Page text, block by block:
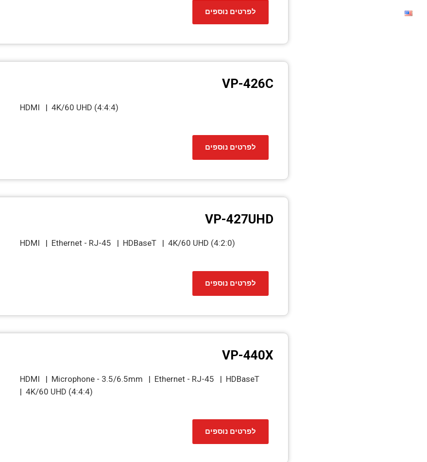
לפרטים נוספים
VP-426C
HDMI | 4K/60 UHD (4:4:4)
לפרטים נוספים
VP-427UHD
HDMI | Ethernet - RJ-45 | HDBaseT | 4K/60 UHD (4:2:0)
לפרטים נוספים
VP-440X
HDMI | Microphone - 3.5/6.5mm | Ethernet - RJ-45 | HDBaseT
| 4K/60 UHD (4:4:4)
לפרטים נוספים